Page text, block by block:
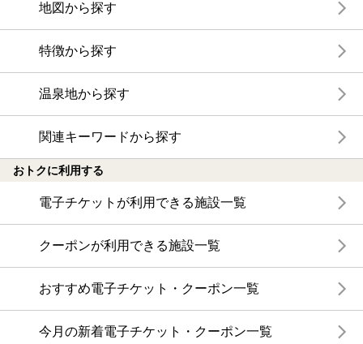
地図から探す
特徴から探す
温泉地から探す
関連キーワードから探す
おトクに利用する
電子チケットが利用できる施設一覧
クーポンが利用できる施設一覧
おすすめ電子チケット・クーポン一覧
今月の新着電子チケット・クーポン一覧